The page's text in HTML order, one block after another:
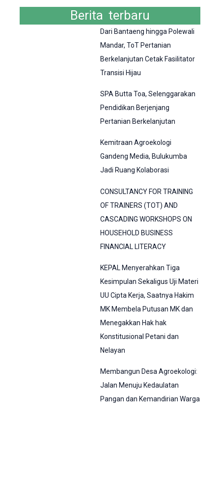
Berita terbaru
Dari Bantaeng hingga Polewali
Mandar, ToT Pertanian
Berkelanjutan Cetak Fasilitator
Transisi Hijau
SPA Butta Toa, Selenggarakan
Pendidikan Berjenjang
Pertanian Berkelanjutan
Kemitraan Agroekologi
Gandeng Media, Bulukumba
Jadi Ruang Kolaborasi
CONSULTANCY FOR TRAINING
OF TRAINERS (TOT) AND
CASCADING WORKSHOPS ON
HOUSEHOLD BUSINESS
FINANCIAL LITERACY
KEPAL Menyerahkan Tiga
Kesimpulan Sekaligus Uji Materi
UU Cipta Kerja, Saatnya Hakim
MK Membela Putusan MK dan
Menegakkan Hak hak
Konstitusional Petani dan
Nelayan
Membangun Desa Agroekologi:
Jalan Menuju Kedaulatan
Pangan dan Kemandirian Warga